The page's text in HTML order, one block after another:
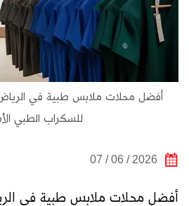
أفضل محلات ملابس طبية في
للسكراب الطبي
2026 / 06 / 07
أفضل محلات ملابس طبية في